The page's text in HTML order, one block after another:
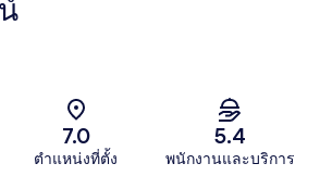
7.0
ตำแหน่งที่ตั้ง
5.4
พนักงานและบริการ